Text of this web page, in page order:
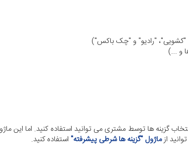
"کشویی"، "رادیو" و "چک باکس")
و ...)
گزینه ها توسط مشتری می توانید استفاده کنید. اما این
ازماژول "گزینه ها شرطی پیشرفته" استفاده کنید.